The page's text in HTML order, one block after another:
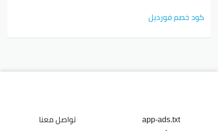
كود خصم فورديل
app-ads.txt
تواصل معنا